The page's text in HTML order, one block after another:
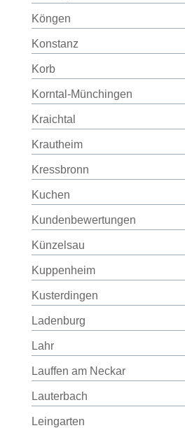
Köngen
Konstanz
Korb
Korntal-Münchingen
Kraichtal
Krautheim
Kressbronn
Kuchen
Kundenbewertungen
Künzelsau
Kuppenheim
Kusterdingen
Ladenburg
Lahr
Lauffen am Neckar
Lauterbach
Leingarten